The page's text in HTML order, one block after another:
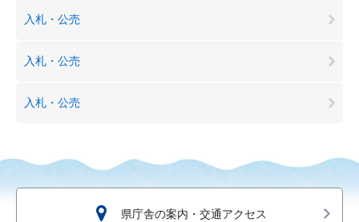
入札・公売
入札・公売
入札・公売
県庁舎の案内・交通アクセス